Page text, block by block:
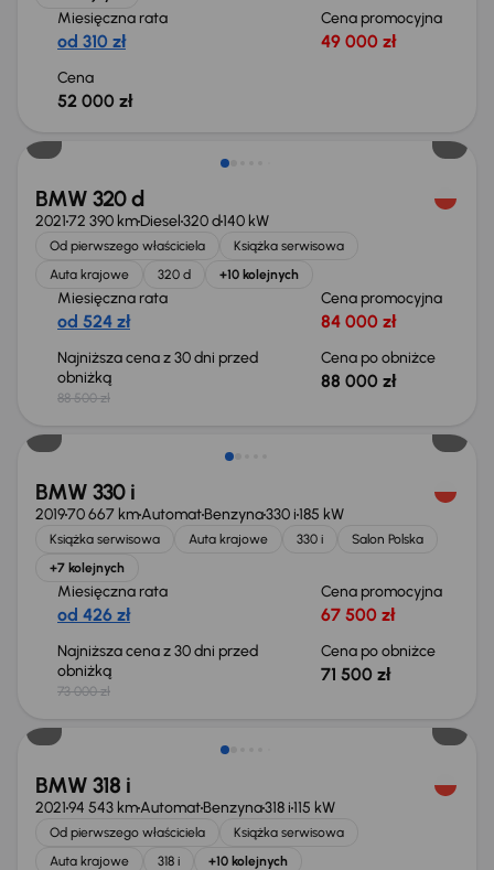
Miesięczna rata
od 310 zł
Cena promocyjna
49 000 zł
Cena
52 000 zł
Taniej o 500 zł
BMW 320 d
202172 390 kmDiesel320 d140 kW
Od pierwszego właściciela
Książka serwisowa
Auta krajowe
320 d +10 kolejnych
Miesięczna rata
od 524 zł
Cena promocyjna
84 000 zł
Najniższa cena z 30 dni przed
obniżką
88 500 zł
Cena po obniżce
88 000 zł
Taniej o 1 500 zł
BMW 330 i
201970 667 kmAutomatBenzyna330 i185 kW
Książka serwisowa Auta krajowe 330 i
Salon Polska
+7 kolejnych
Miesięczna rata
od 426 zł
Cena promocyjna
67 500 zł
Najniższa cena z 30 dni przed
obniżką
73 000 zł
Cena po obniżce
71 500 zł
Taniej o 1 000 zł
BMW 318 i
202194 543 kmAutomatBenzyna318 i115 kW
Od pierwszego właściciela
Książka serwisowa
Auta krajowe
318 i +10 kolejnych